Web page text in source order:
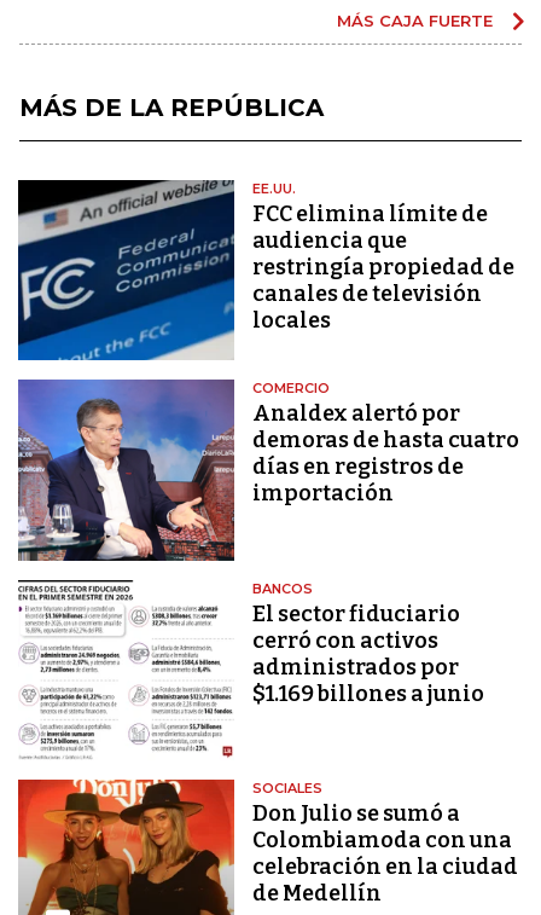
MÁS CAJA FUERTE
MÁS DE LA REPÚBLICA
EE.UU.
FCC elimina límite de
audiencia que
restringía propiedad de
canales de televisión
locales
COMERCIO
Analdex alertó por
demoras de hasta cuatro
días en registros de
importación
BANCOS
El sector fiduciario
cerró con activos
administrados por
$1.169 billones a junio
SOCIALES
Don Julio se sumó a
Colombiamoda con una
celebración en la ciudad
de Medellín